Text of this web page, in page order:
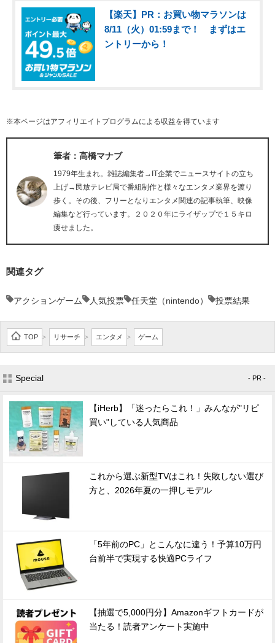
【楽天】PR：お買い物マラソンは
8/11（火）01:59まで！ まずはエ
ントリーから！
※本ページはアフィリエイトプログラムによる収益を得ています
筆者：高橋マナブ
1979年生まれ。雑誌編集者→IT企業でニュースサイトの立ち
上げ→民放テレビ局で番組制作と様々なエンタメ業界を渡り
歩く。その後、フリーとなりエンタメ関連の記事執筆、映像
編集など行っています。２０２０年にライザップで１５キロ
痩せました。
関連タグ
アクションゲーム 人気投票 任天堂（nintendo） 投票結果
TOP > リサーチ > エンタメ > ゲーム
Special - PR -
【iHerb】「迷ったらこれ！」みんなが"リピ
買い"している人気商品
これから選ぶ新型TVはこれ！失敗しない選び
方と、2026年夏の一押しモデル
「5年前のPC」とこんなに違う！予算10万円
台前半で実現する快適PCライフ
【抽選で5,000円分】Amazonギフトカードが
当たる！読者アンケート実施中